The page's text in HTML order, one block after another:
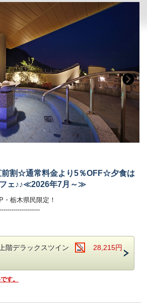
ト、お好みの具材を選べるトッピングオムレ
製和牛カレー」も。
クイン時にご案内いたします。
次第、遅いお時間でのご案内となります。
最終入場：20時 会場は21時CLOSE）
お願いしております。
の間でご利用いただけます。
心ポイント］
も
ガラス張りなのでご家族も安心。
、体の芯から温まる効能があり、
す。
に位置する空中庭園露天風呂からは時刻にて
それぞれにございます。
の小槌をテーマにした4種の貸切風呂がござ
認ください。
料理（藤-Fuji-コース） 朝食：ブッフェ（バ
：00～21:00（予定）です。
インの際にご案内いたします。
です。
堅苦しくないリラックスした雰囲気の中、旬
だけます。
につき4名様までとなります。
の内容が変更になる場合がございます。
料理内容は季節ごとに異なります。
！ごはん・パン、どちらもご用意しておりま
ングオムレツも人気☆
に位置する13階空中庭園露天風呂｢昇龍の湯｣
を変える景色をごゆっくりとお楽しみくださ
それぞれにございます。
の小槌をテーマにした4種の貸切風呂がござ
確認ください。
前割☆通常料金より5％OFF☆夕食は
ェ♪♪≪2026年7月～≫
栃木県民限定！
がおすすめです。
の方の身分証明書をご提示いただきます。
は通常価格でのご案内となりますので
の上でお越しください。
階デラックスツイン
28,215円
す。